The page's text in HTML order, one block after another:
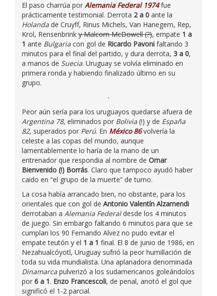
El paso charrúa por Alemania Federal 1974fue
prácticamente testimonial. Derrota 2 a 0 ante la
Holanda de Cruyff, Rinus Michels, Van Hanegem, Rep,
Krol, Rensenbrink y Malcom McDowell (?), empate 1 a
1 ante Bulgaria con gol de Ricardo Pavoni faltando 3
minutos para el final del partido, y dura derrota, 3 a 0,
a manos de Suecia. Uruguay se volvía eliminado en
primera ronda y habiendo finalizado último en su
grupo.
Peor aún sería para los uruguayos quedarse afuera de
Argentina 78, eliminados por Bolivia (!) y de España
82, superados por Perú. En México 86volvería la
celeste a las copas del mundo, aunque
lamentablemente lo haría de la mano de un
entrenador que respondia al nombre de Omar
Bienvenido (!) Borrás. Claro que tampoco ayudó haber
caido en “el grupo de la muerte” de turno.
La cosa había arrancado bien, no obstante, para los
orientales que con gol de Antonio Valentín Alzamendi
derrotaban a Alemania Federaldesde los 4 minutos
de juego. Sin embargo faltando 6 minutos para que se
cumplan los 90 Fernando Alvez no pudo evitar el
empate teutón y el 1 a 1 final. El 8 de junio de 1986, en
Nezahualcóyotl, Uruguay sufrió la peor humillación de
toda su vida mundialista. Una aplanadora denominada
Dinamarca pulverizó a los sudamericanos goleándolos
por 6 a 1. Enzo Francescoli, de penal, anotó el gol que
significó el 1-2 parcial.